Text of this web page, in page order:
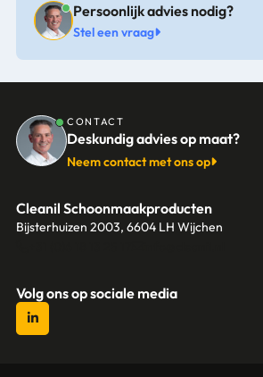
Persoonlijk advies nodig?
Stel een vraag
CONTACT
Deskundig advies op maat?
Neem contact met ons op
Cleanil Schoonmaakproducten
Bijsterhuizen 2003, 6604 LH Wijchen
Volg ons op sociale media